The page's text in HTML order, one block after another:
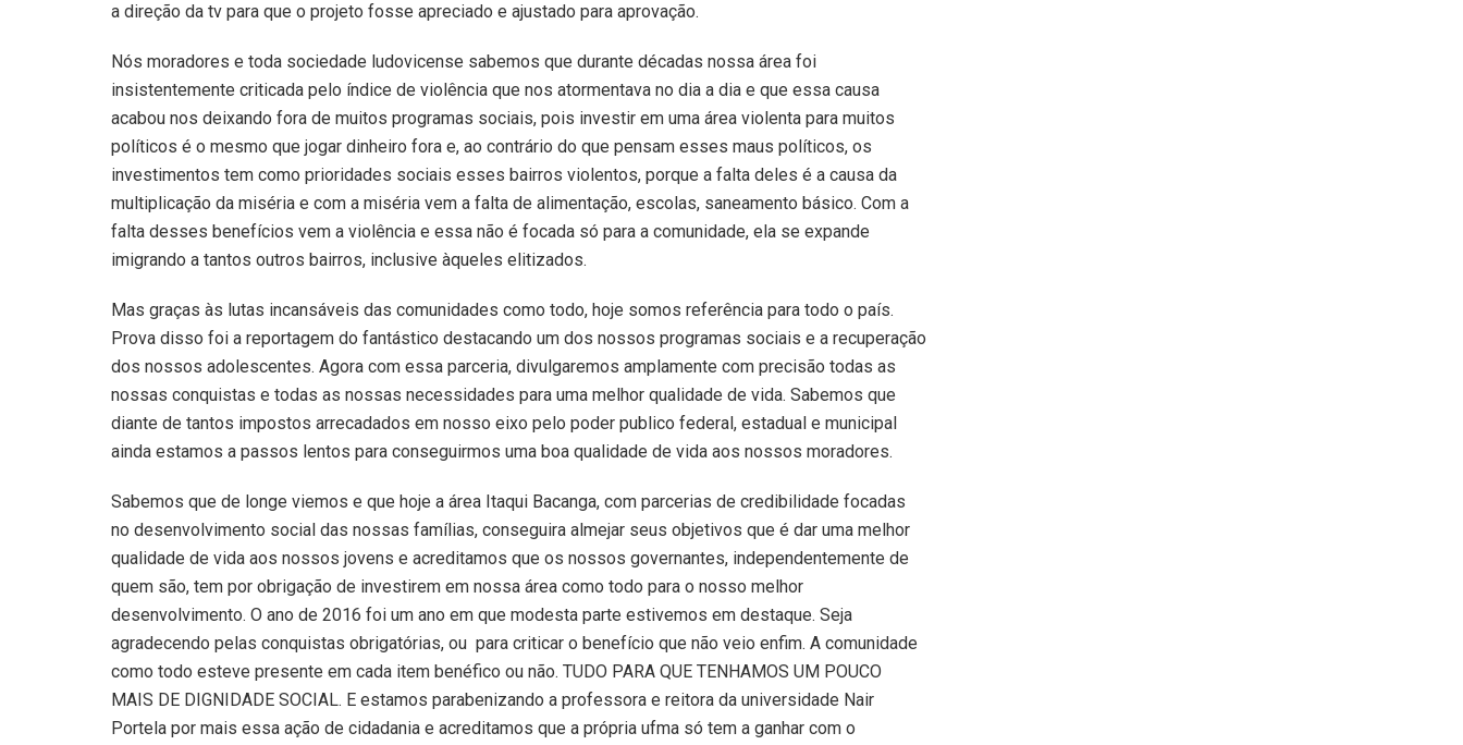
a direção da tv para que o projeto fosse apreciado e ajustado para aprovação.
Nós moradores e toda sociedade ludovicense sabemos que durante décadas nossa área foi
insistentemente criticada pelo índice de violência que nos atormentava no dia a dia e que essa causa
acabou nos deixando fora de muitos programas sociais, pois investir em uma área violenta para muitos
políticos é o mesmo que jogar dinheiro fora e, ao contrário do que pensam esses maus políticos, os
investimentos tem como prioridades sociais esses bairros violentos, porque a falta deles é a causa da
multiplicação da miséria e com a miséria vem a falta de alimentação, escolas, saneamento básico. Com a
falta desses benefícios vem a violência e essa não é focada só para a comunidade, ela se expande
imigrando a tantos outros bairros, inclusive àqueles elitizados.
Mas graças às lutas incansáveis das comunidades como todo, hoje somos referência para todo o país.
Prova disso foi a reportagem do fantástico destacando um dos nossos programas sociais e a recuperação
dos nossos adolescentes. Agora com essa parceria, divulgaremos amplamente com precisão todas as
nossas conquistas e todas as nossas necessidades para uma melhor qualidade de vida. Sabemos que
diante de tantos impostos arrecadados em nosso eixo pelo poder publico federal, estadual e municipal
ainda estamos a passos lentos para conseguirmos uma boa qualidade de vida aos nossos moradores.
Sabemos que de longe viemos e que hoje a área Itaqui Bacanga, com parcerias de credibilidade focadas
no desenvolvimento social das nossas famílias, conseguira almejar seus objetivos que é dar uma melhor
qualidade de vida aos nossos jovens e acreditamos que os nossos governantes, independentemente de
quem são, tem por obrigação de investirem em nossa área como todo para o nosso melhor
desenvolvimento. O ano de 2016 foi um ano em que modesta parte estivemos em destaque. Seja
agradecendo pelas conquistas obrigatórias, ou para criticar o benefício que não veio enfim. A comunidade
como todo esteve presente em cada item benéfico ou não. TUDO PARA QUE TENHAMOS UM POUCO
MAIS DE DIGNIDADE SOCIAL. E estamos parabenizando a professora e reitora da universidade Nair
Portela por mais essa ação de cidadania e acreditamos que a própria ufma só tem a ganhar com o